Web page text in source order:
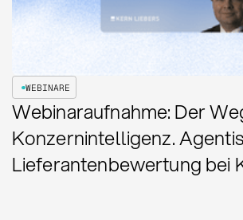
WEBINARE
Webinaraufnahme: Der
Konzernintelligenz.
Lieferantenbewertung bei